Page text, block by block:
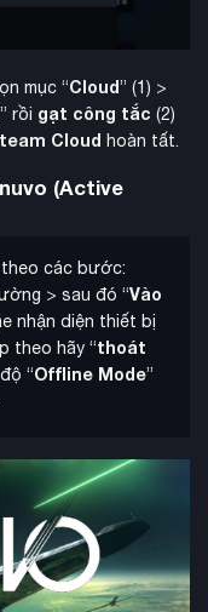
mục “Cloud” (1) >
” rồi gạt công tắc (2)
Cloud hoàn tất.
(Active
theo các bước:
> sau đó “Vào
nhận diện thiết bị
theo hãy “thoát
“Offline Mode”